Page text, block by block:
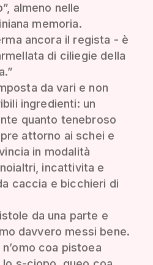
almeno nelle
memoria.
ancora il regista - è
di ciliegie della
da vari e non
ingredienti: un
quanto tenebroso
attorno ai schei e
in modalità
incattivita e
caccia e bicchieri di
da una parte e
davvero messi bene.
coa pistoea